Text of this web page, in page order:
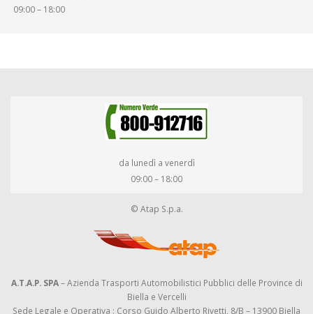
09:00 – 18:00
da lunedì a venerdì
09:00 – 18:00
© Atap S.p.a.
A.T.A.P. SPA– Azienda Trasporti Automobilistici Pubblici delle Province di
Biella e Vercelli
Sede Legale e Operativa : Corso Guido Alberto Rivetti, 8/B – 13900 Biella